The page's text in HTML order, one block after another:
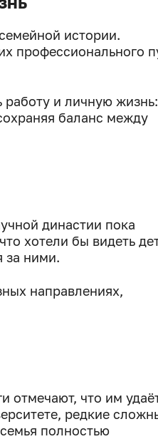
истории.
профессионального
работу и личную жизнь:
баланс между
династии пока
хотели бы видеть
за ними.
направлениях,
отмечают, что им
редкие
полностью